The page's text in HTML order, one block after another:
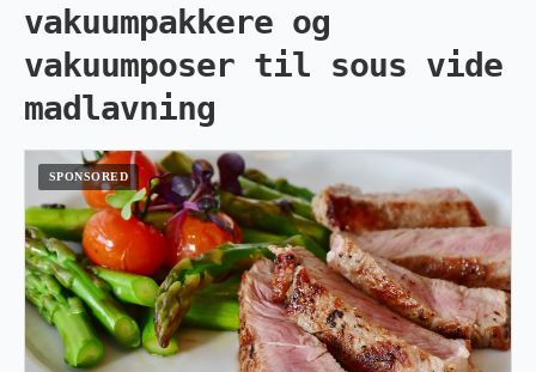
vakuumpakkere og
vakuumposer til sous vide
madlavning